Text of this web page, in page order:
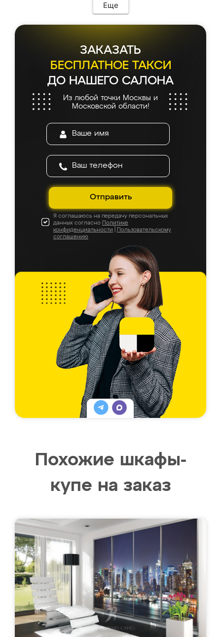
Еще
ЗАКАЗАТЬ
БЕСПЛАТНОЕ ТАКСИ
ДО НАШЕГО САЛОНА
Из любой точки Москвы и
Московской области!
Отправить
Я соглашаюсь на передачу персональных
данных согласно Политике
конфиденциальности
Пользовательскому
соглашению
Похожие шкафы-
купе на заказ